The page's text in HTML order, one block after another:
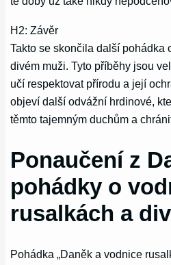
H2: Závěr
Takto se skončila další pohádka
divém muži. Tyto příběhy jsou
učí respektovat přírodu a její
objeví další odvážní hrdinové,
těmto tajemným duchům a
Ponaučení z
pohádky o
rusalkách a
Pohádka „Daněk a vodnice